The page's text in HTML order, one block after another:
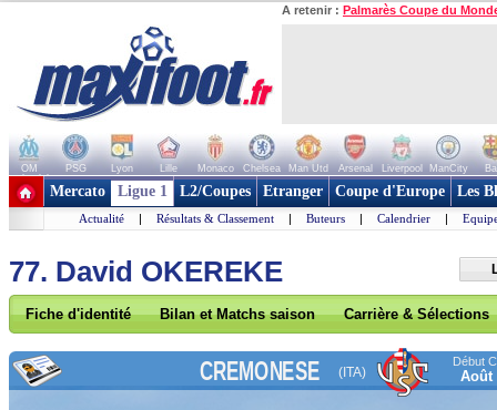
A retenir : Palmarès Coupe du
OM PSG Lyon Lille Monaco Chelsea Man Utd Arsenal Liverpool ManCity
+ de clubs
Mercato Ligue 1 L2/Coupes Etranger Coupe d'Europe Les
Actualité | Résultats & Classement | Buteurs | Calendrier |
77. David OKEREKE
Fiche d'identité Bilan et Matchs saison Carrière & Sélections
CREMONESE (ITA)
Début
Août